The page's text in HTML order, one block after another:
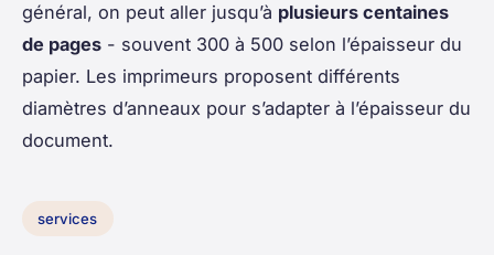
général, on peut aller jusqu’à plusieurs centaines
de pages - souvent 300 à 500 selon l’épaisseur du
papier. Les imprimeurs proposent différents
diamètres d’anneaux pour s’adapter à l’épaisseur du
document.
services